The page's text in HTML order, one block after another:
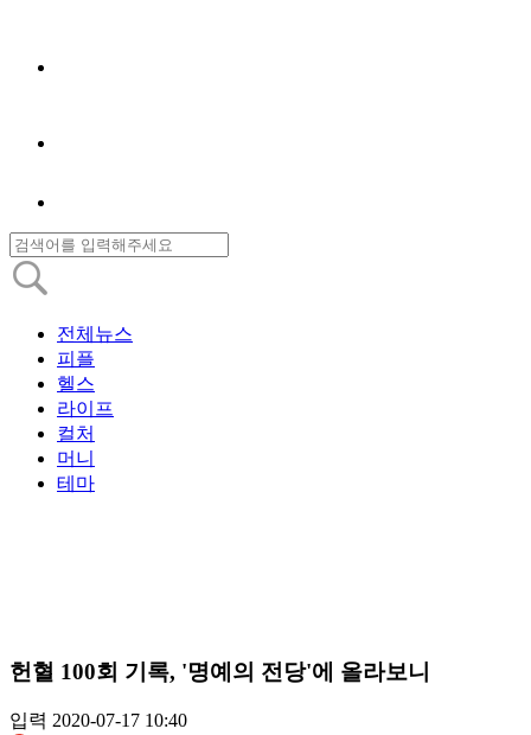
전체뉴스
피플
헬스
라이프
컬처
머니
테마
헌혈 100회 기록, '명예의 전당'에 올라보니
입력 2020-07-17 10:40